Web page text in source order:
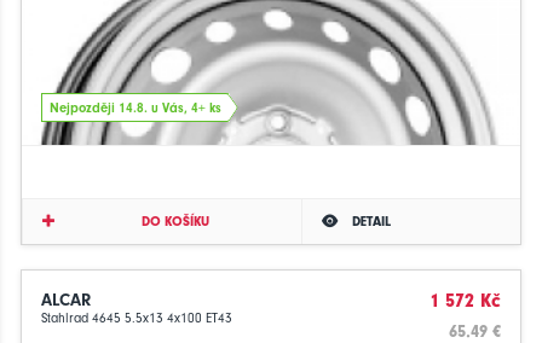
Nejpozději 14.8. u Vás, 4+ ks
DO KOŠÍKU DETAIL
ALCAR
Stahlrad 4645 5.5x13 4x100 ET43
1 572 Kč
65.49 €